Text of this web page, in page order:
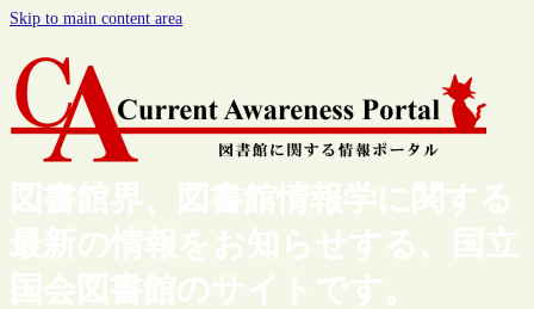
Skip to main content area
図書館界、図書館情報学に関する
最新の情報をお知らせする、国立
国会図書館のサイトです。